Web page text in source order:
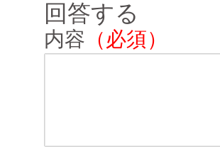
回答する
内容 （必須）